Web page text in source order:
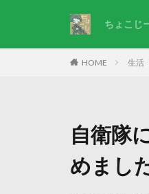
ちょこじ
HOME 生活
自衛隊
めまし